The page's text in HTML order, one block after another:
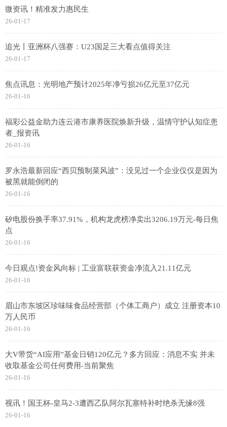
微资讯！精准发力惠民生
26-01-17
追光丨亚洲杯八强赛：U23国足三大看点值得关注
26-01-17
焦点讯息：光明地产预计2025年净亏损26亿元至37亿元
26-01-16
福彩公益金助力连云港市康养医院焕新升级，温情守护认知症患
者_报资讯
26-01-16
罗永浩最新回应“西贝预制菜风波”：没见过一个企业仅仅是因为
被黑就能倒闭的
26-01-16
矽电股份换手率37.91%，机构龙虎榜净卖出3206.19万元-每日焦
点
26-01-16
今日观点!资金风向标 | 工业富联获资金净流入21.11亿元
26-01-16
眉山市东坡区珍味味食品经营部（个体工商户）成立 注册资本10
万人民币
26-01-16
大V带货“AI应用”基金日销120亿元？多方回应：消息不实 并未
收取基金公司任何费用-当前聚焦
26-01-16
视讯！国王杯-皇马2-3遭西乙队阿尔瓦塞特补时绝杀无缘8强
26-01-16